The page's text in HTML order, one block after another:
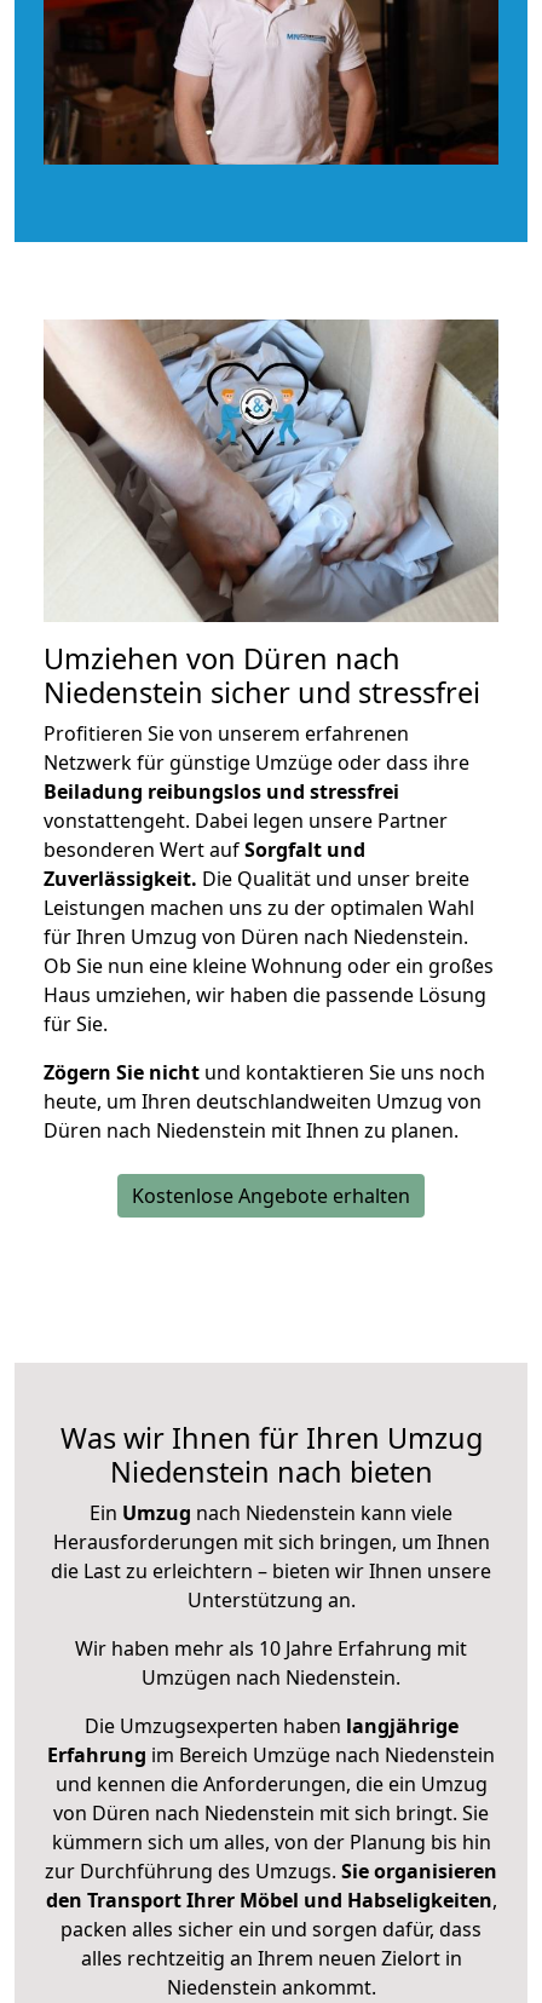
Umziehen von Düren nach
Niedenstein sicher und stressfrei
Profitieren Sie von unserem erfahrenen
Netzwerk für günstige Umzüge oder dass ihre
Beiladung reibungslos und stressfrei
vonstattengeht. Dabei legen unsere Partner
besonderen Wert aufSorgfalt und
Zuverlässigkeit. Die Qualität und unser breite
Leistungen machen uns zu der optimalen Wahl
für Ihren Umzug von Düren nach Niedenstein.
Ob Sie nun eine kleine Wohnung oder ein großes
Haus umziehen, wir haben die passende Lösung
für Sie.
Zögern Sie nicht und kontaktieren Sie uns noch
heute, um Ihren deutschlandweiten Umzug von
Düren nach Niedenstein mit Ihnen zu planen.
Kostenlose Angebote erhalten
Was wir Ihnen für Ihren Umzug
Niedenstein nach bieten
Ein Umzug nach Niedenstein kann viele
Herausforderungen mit sich bringen, um Ihnen
die Last zu erleichtern – bieten wir Ihnen unsere
Unterstützung an.
Wir haben mehr als 10 Jahre Erfahrung mit
Umzügen nach Niedenstein.
Die Umzugsexperten haben langjährige
Erfahrung im Bereich Umzüge nach Niedenstein
und kennen die Anforderungen, die ein Umzug
von Düren nach Niedenstein mit sich bringt. Sie
kümmern sich um alles, von der Planung bis hin
zur Durchführung des Umzugs. Sie organisieren
den Transport Ihrer Möbel und Habseligkeiten,
packen alles sicher ein und sorgen dafür, dass
alles rechtzeitig an Ihrem neuen Zielort in
Niedenstein ankommt.